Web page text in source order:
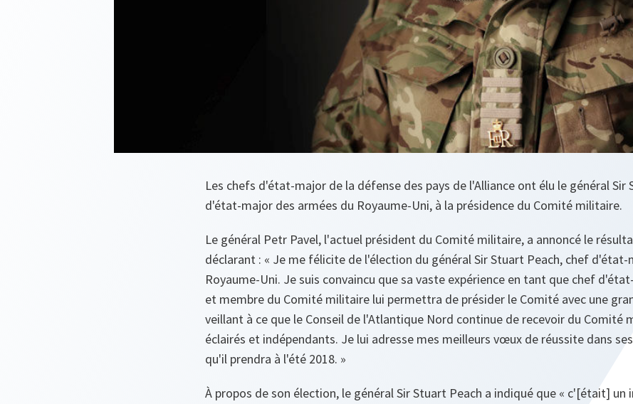
Les chefs d'état-major de la défense des pays de l'Alliance ont élu le général Sir
d'état-major des armées du Royaume-Uni, à la présidence du Comité militaire.
Le général Petr Pavel, l'actuel président du Comité militaire, a annoncé le
déclarant : « Je me félicite de l'élection du général Sir Stuart Peach, chef d'état-
Royaume-Uni. Je suis convaincu que sa vaste expérience en tant que chef
et membre du Comité militaire lui permettra de présider le Comité avec une
veillant à ce que le Conseil de l'Atlantique Nord continue de recevoir du Comité
éclairés et indépendants. Je lui adresse mes meilleurs vœux de réussite dans
qu'il prendra à l'été 2018. »
À propos de son élection, le général Sir Stuart Peach a indiqué que « c'[était] un